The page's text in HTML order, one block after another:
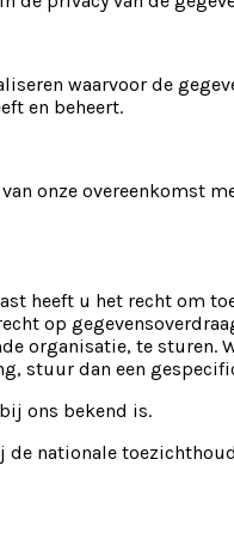
waarvoor de
en beheert.
onze overeenkomst
heeft u het recht om
op
organisatie, te
stuur dan een
ons bekend is.
nationale